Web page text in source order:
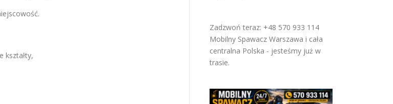
kształty,
Zadzwoń teraz: +48 570 933 114
Mobilny Spawacz Warszawa i cała
centralna Polska - jesteśmy już w
trasie.